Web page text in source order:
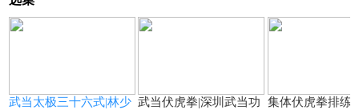
武当太极三十六式|林少 武当伏虎拳|深圳武当功
集体伏虎拳排练|